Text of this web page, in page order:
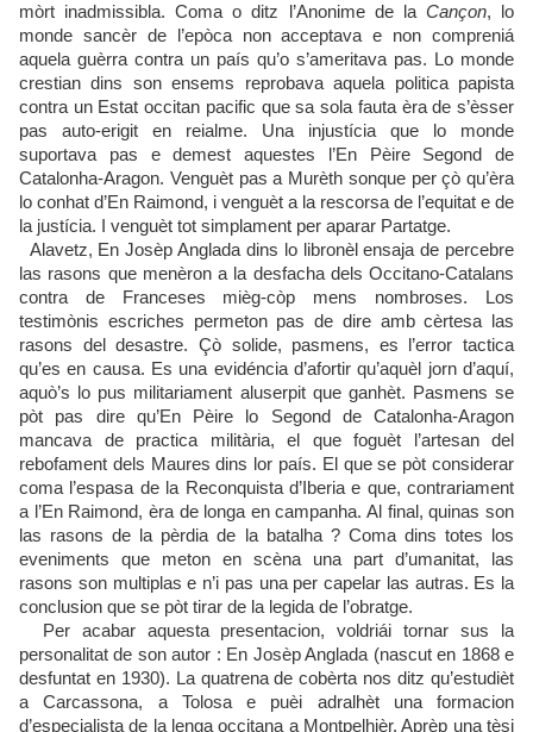
mòrt inadmissibla. Coma o ditz l’Anonime de la Cançon, lo
monde sancèr de l’epòca non acceptava e non compreniá
aquela guèrra contra un país qu’o s’ameritava pas. Lo monde
crestian dins son ensems reprobava aquela politica papista
contra un Estat occitan pacific que sa sola fauta èra de s’èsser
pas auto-erigit en reialme. Una injustícia que lo monde
suportava pas e demest aquestes l’En Pèire Segond de
Catalonha-Aragon. Venguèt pas a Murèth sonque per çò qu’èra
lo conhat d’En Raimond, i venguèt a la rescorsa de l’equitat e de
la justícia. I venguèt tot simplament per aparar Partatge.
Alavetz, En Josèp Anglada dins lo libronèl ensaja de percebre
las rasons que menèron a la desfacha dels Occitano-Catalans
contra de Franceses mièg-còp mens nombroses. Los
testimònis escriches permeton pas de dire amb cèrtesa las
rasons del desastre. Çò solide, pasmens, es l’error tactica
qu’es en causa. Es una evidéncia d’afortir qu’aquèl jorn d’aquí,
aquò’s lo pus militariament aluserpit que ganhèt. Pasmens se
pòt pas dire qu’En Pèire lo Segond de Catalonha-Aragon
mancava de practica militària, el que foguèt l’artesan del
rebofament dels Maures dins lor país. El que se pòt considerar
coma l’espasa de la Reconquista d’Iberia e que, contrariament
a l’En Raimond, èra de longa en campanha. Al final, quinas son
las rasons de la pèrdia de la batalha ? Coma dins totes los
eveniments que meton en scèna una part d’umanitat, las
rasons son multiplas e n’i pas una per capelar las autras. Es la
conclusion que se pòt tirar de la legida de l’obratge.
Per acabar aquesta presentacion, voldriái tornar sus la
personalitat de son autor : En Josèp Anglada (nascut en 1868 e
desfuntat en 1930). La quatrena de cobèrta nos ditz qu’estudièt
a Carcassona, a Tolosa e puèi adralhèt una formacion
d’especialista de la lenga occitana a Montpelhièr. Aprèp una tèsi